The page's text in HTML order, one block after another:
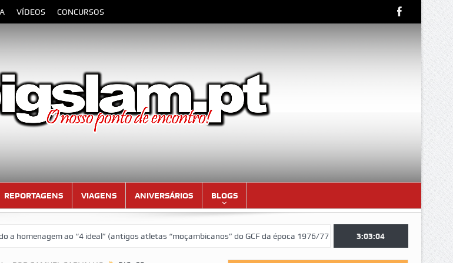
VÍDEOS CONCURSOS
REPORTAGENS VIAGENS ANIVERSÁRIOS BLOGS
ao “4 ideal” (antigos atletas “moçambicanos” do GCF da época 1976/77) Aniversariantes do mês de
3:03:05